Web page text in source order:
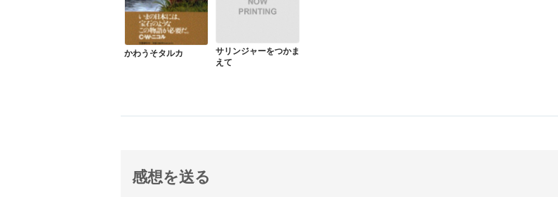
かわうそタルカ
サリンジャーをつかま
えて
感想を送る